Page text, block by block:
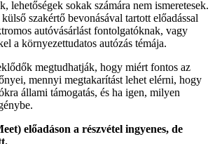
lehetőségek sokak számára nem ismeretesek.
szakértő bevonásával tartott előadással
autóvásárlást fontolgatóknak, vagy
a környezettudatos autózás témája.
megtudhatják, hogy miért fontos az
mennyi megtakarítást lehet elérni, hogy
állami támogatás, és ha igen, milyen
előadáson a részvétel ingyenes, de